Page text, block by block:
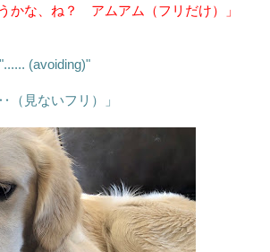
かな、ね？ アムアム（フリだけ）」
(avoiding)"
見ないフリ）」